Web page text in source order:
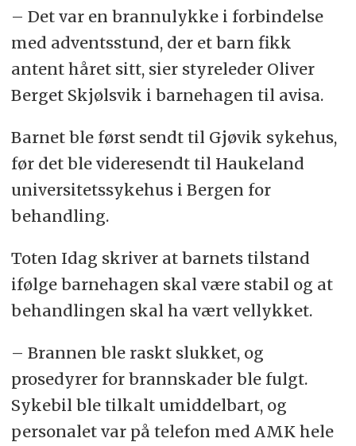
– Det var en brannulykke i forbindelse
med adventsstund, der et barn fikk
antent håret sitt, sier styreleder Oliver
Berget Skjølsvik i barnehagen til avisa.
Barnet ble først sendt til Gjøvik sykehus,
før det ble videresendt til Haukeland
universitetssykehus i Bergen for
behandling.
Toten Idag skriver at barnets tilstand
ifølge barnehagen skal være stabil og at
behandlingen skal ha vært vellykket.
– Brannen ble raskt slukket, og
prosedyrer for brannskader ble fulgt.
Sykebil ble tilkalt umiddelbart, og
personalet var på telefon med AMK hele